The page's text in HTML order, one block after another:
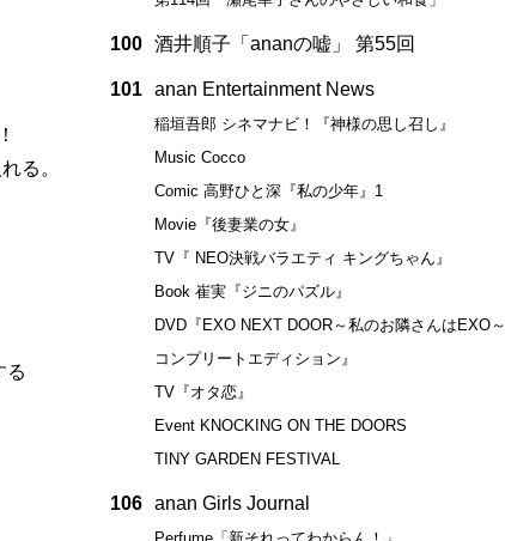
る。
る
100 酒井順子「ananの嘘」 第55回
101 anan Entertainment News
稲垣吾郎 シネマナビ！『神様の思し召し』
Music Cocco
Comic 高野ひと深『私の少年』1
Movie『後妻業の女』
TV『 NEO決戦バラエティ キングちゃん』
Book 崔実『ジニのパズル』
DVD『EXO NEXT DOOR～私のお隣さんはEXO～
コンプリートエディション』
TV『オタ恋』
Event KNOCKING ON THE DOORS
TINY GARDEN FESTIVAL
106 anan Girls Journal